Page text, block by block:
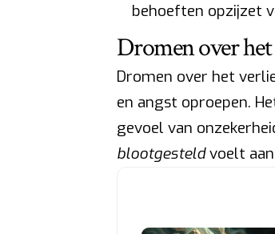
behoeften opzijzet
Dromen over
Dromen over het
en angst oproepen.
gevoel van
blootgesteldvoelt aan